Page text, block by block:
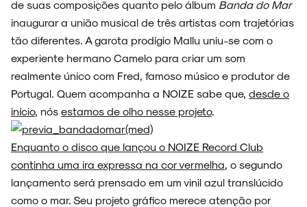
NOVIDADES
NOIZE RECORD CLUB
SOBRE
de suas composições quanto pelo álbum Banda do Mar
inaugurar a união musical de três artistas com trajetórias
tão diferentes. A garota prodígio Mallu uniu-se com o
experiente hermano Camelo para criar um som
realmente único com Fred, famoso músico e produtor de
Portugal. Quem acompanha a NOIZE sabe que, desde o
início, nós estamos de olho nesse projeto.
Enquanto o disco que lançou o NOIZE Record Club
continha uma ira expressa na cor vermelha , o segundo
lançamento será prensado em um vinil azul translúcido
como o mar. Seu projeto gráfico merece atenção por